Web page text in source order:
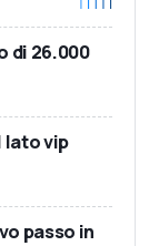
di 26.000
lato vip
passo in